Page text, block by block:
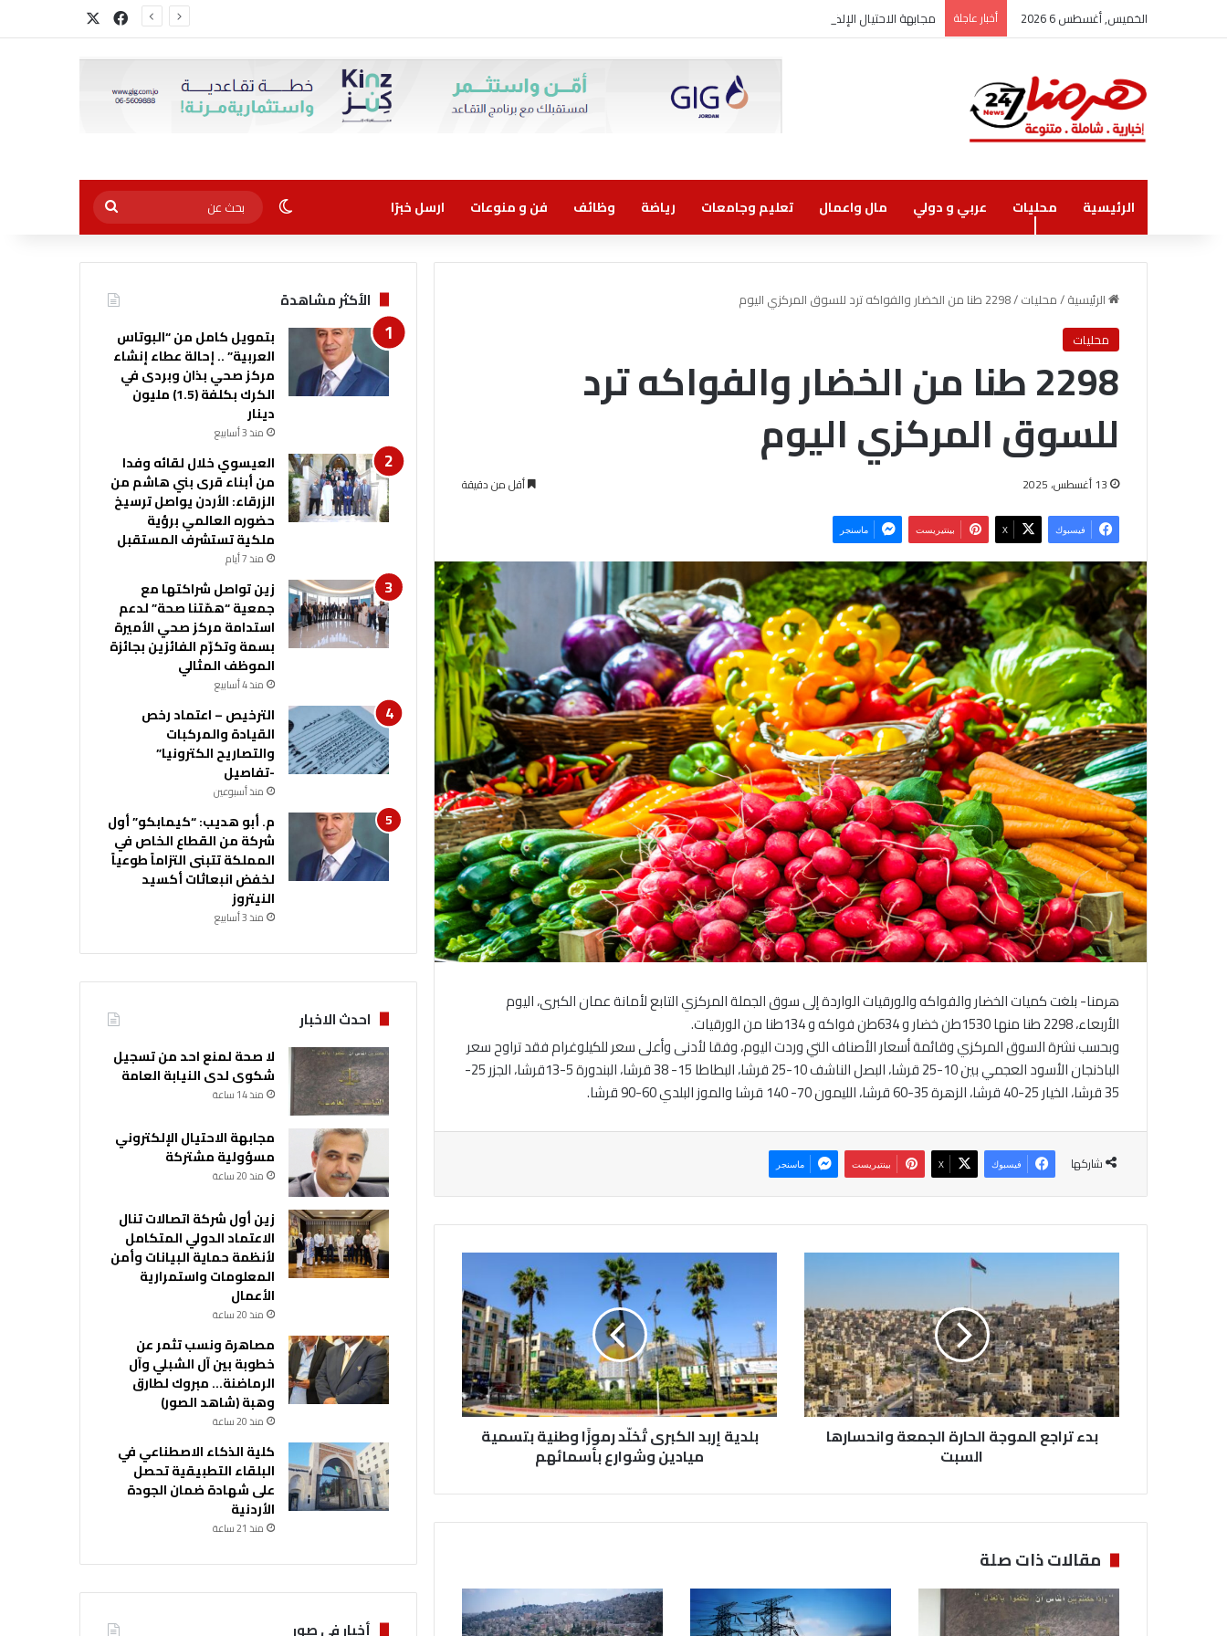
الخميس, أغسطس 6 2026 أخبار عاجلة مجابهة الاحتيال الإلكتروني مسؤولية مشتركة فيسبوك
الرئيسية محليات عربي و دولي مال واعمال تعليم وجامعات رياضة وظائف فن و منوعات ارسل خبرًا الوضع المظلم
بحث
عن
الرئيسية/محليات/2298 طنا من الخضار والفواكه ترد للسوق المركزي اليوم
محليات
2298 طنا من الخضار والفواكه ترد
للسوق المركزي اليوم
13 أغسطس، 2025 أقل من دقيقة
فيسبوك ‫X بينتيريست ماسنجر
هرمنا- بلغت كميات الخضار والفواكه والورقيات الواردة إلى سوق الجملة المركزي التابع لأمانة عمان الكبرى، اليوم
الأربعاء، 2298 طنا منها 1530طن خضار و 634طن فواكه و 134طنا من الورقيات.
وبحسب نشرة السوق المركزي وقائمة أسعار الأصناف التي وردت اليوم، وفقا لأدنى وأعلى سعر للكيلوغرام فقد تراوح سعر
الباذنجان الأسود العجمي بين 10-25 قرشا، البصل الناشف 10-25 قرشا، البطاطا 15- 38 قرشا، البندورة 5-13قرشا، الجزر 25-
35 قرشا، الخيار 25-40 قرشا، الزهرة 35-60 قرشا، الليمون 70- 140 قرشا والموز البلدي 60-90 قرشا.
شاركها فيسبوك ‫X بينتيريست ماسنجر
ء
ت
ر
ا
ج
ع
ا
ج
ا
ل
ح
ا
ة
بدء تراجع الموجة الحارة الجمعة وانحسارها
السبت
إ
ر
ب
د
ب
ى
لّ
د
ر
بلدية إربد الكبرى تُخلّد رموزًا وطنية بتسمية
ميادين وشوارع بأسمائهم
مقالات ذات صلة
الأكثر مشاهدة
بتمويل كامل من “البوتاس
العربية” .. إحالة عطاء إنشاء
مركز صحي بذان وبردى في
الكرك بكلفة (1.5) مليون
دينار
منذ 3 أسابيع
العيسوي خلال لقائه وفدا
من أبناء قرى بني هاشم من
الزرقاء: الأردن يواصل ترسيخ
حضوره العالمي برؤية
ملكية تستشرف المستقبل
منذ 7 أيام
زين تواصل شراكتها مع
جمعية “همّتنا صحة” لدعم
استدامة مركز صحي الأميرة
بسمة وتكرّم الفائزين بجائزة
الموظف المثالي
منذ 4 أسابيع
الترخيص – اعتماد رخص
القيادة والمركبات
والتصاريح الكترونيا”
-تفاصيل
منذ أسبوعين
م. أبو هديب: “كيمابكو” أول
شركة من القطاع الخاص في
المملكة تتبنى التزاماً طوعياً
لخفض انبعاثات أكسيد
النيتروز
منذ 3 أسابيع
احدث الاخبار
لا صحة لمنع احد من تسجيل
شكوى لدى النيابة العامة
منذ 14 ساعة
مجابهة الاحتيال الإلكتروني
مسؤولية مشتركة
منذ 20 ساعة
زين أول شركة اتصالات تنال
الاعتماد الدولي المتكامل
لأنظمة حماية البيانات وأمن
المعلومات واستمرارية
الأعمال
منذ 20 ساعة
مصاهرة ونسب تثمر عن
خطوبة بين آل الشبلي وآل
الرماضنة… مبروك لطارق
وهبة (شاهد الصور)
منذ 20 ساعة
كلية الذكاء الاصطناعي في
البلقاء التطبيقية تحصل
على شهادة ضمان الجودة
الأردنية
منذ 21 ساعة
أخبار في صور